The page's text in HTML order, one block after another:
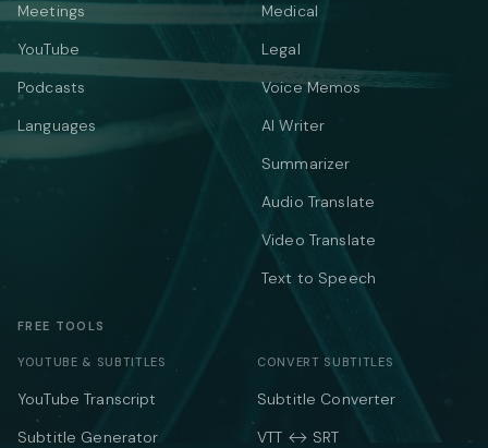
Meetings
YouTube
Podcasts
Languages
Medical
Legal
Voice Memos
AI Writer
Summarizer
Audio Translate
Video Translate
Text to Speech
FREE TOOLS
YOUTUBE & SUBTITLES
YouTube Transcript
Subtitle Generator
CONVERT SUBTITLES
Subtitle Converter
VTT ↔ SRT